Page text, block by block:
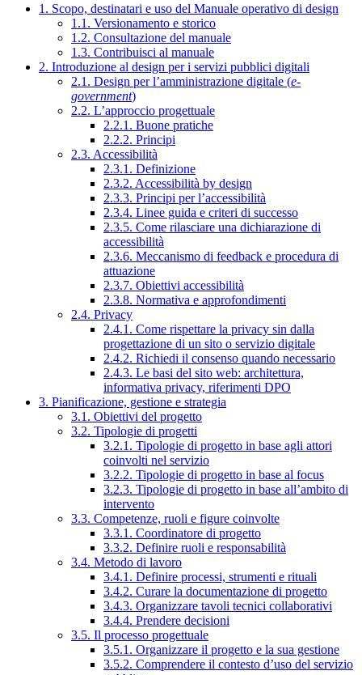
1. Scopo, destinatari e uso del Manuale operativo di design
1.1. Versionamento e storico
1.2. Consultazione del manuale
1.3. Contribuisci al manuale
2. Introduzione al design per i servizi pubblici digitali
2.1. Design per l’amministrazione digitale (e-
government)
2.2. L’approccio progettuale
2.2.1. Buone pratiche
2.2.2. Principi
2.3. Accessibilità
2.3.1. Definizione
2.3.2. Accessibilità by design
2.3.3. Principi per l’accessibilità
2.3.4. Linee guida e criteri di successo
2.3.5. Come rilasciare una dichiarazione di
accessibilità
2.3.6. Meccanismo di feedback e procedura di
attuazione
2.3.7. Obiettivi accessibilità
2.3.8. Normativa e approfondimenti
2.4. Privacy
2.4.1. Come rispettare la privacy sin dalla
progettazione di un sito o servizio digitale
2.4.2. Richiedi il consenso quando necessario
2.4.3. Le basi del sito web: architettura,
informativa privacy, riferimenti DPO
3. Pianificazione, gestione e strategia
3.1. Obiettivi del progetto
3.2. Tipologie di progetti
3.2.1. Tipologie di progetto in base agli attori
coinvolti nel servizio
3.2.2. Tipologie di progetto in base al focus
3.2.3. Tipologie di progetto in base all’ambito di
intervento
3.3. Competenze, ruoli e figure coinvolte
3.3.1. Coordinatore di progetto
3.3.2. Definire ruoli e responsabilità
3.4. Metodo di lavoro
3.4.1. Definire processi, strumenti e rituali
3.4.2. Curare la documentazione di progetto
3.4.3. Organizzare tavoli tecnici collaborativi
3.4.4. Prendere decisioni
3.5. Il processo progettuale
3.5.1. Organizzare il progetto e la sua gestione
3.5.2. Comprendere il contesto d’uso del servizio